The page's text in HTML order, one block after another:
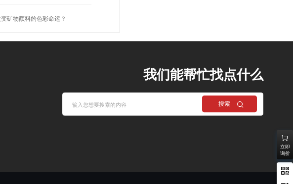
矿物颜料的色彩命运？
我们能帮忙找点什么
搜索
立即
询价